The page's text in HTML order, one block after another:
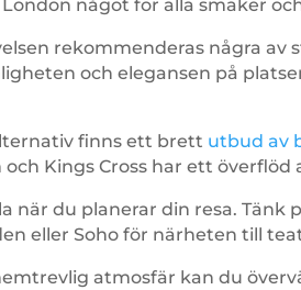
något för alla smaker
rekommenderas några av
och elegansen på
finns ett brett utbud av
Kings Cross har ett
när du planerar din resa.
eller Soho för närheten till
atmosfär kan du